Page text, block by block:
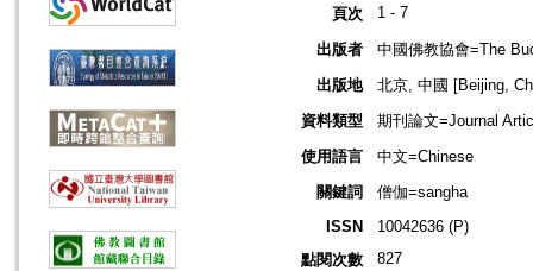
頁次 1 - 7
出版者
中國佛教協會=The
出版地
北京, 中國 [Beijing,
資料類型
期刊論文=Journal
使用語言
中文=Chinese
關鍵詞
僧伽=sangha
ISSN
10042636 (P)
點閱次數
827